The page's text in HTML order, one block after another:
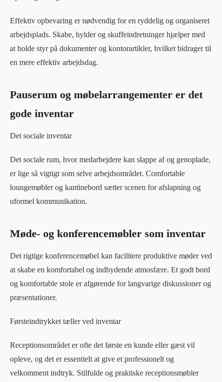
Effektiv opbevaring er nødvendig for en ryddelig og organiseret
arbejdsplads. Skabe, hylder og skuffeindretninger hjælper med
at holde styr på dokumenter og kontorartikler, hvilket bidrager til
en mere effektiv arbejdsdag.
Pauserum og møbelarrangementer er det
gode inventar
Det sociale inventar
Det sociale rum, hvor medarbejdere kan slappe af og genoplade,
er lige så vigtigt som selve arbejdsområdet. Comfortable
loungemøbler og kantinebord sætter scenen for afslapning og
uformel kommunikation.
Møde- og konferencemøbler som inventar
Det rigtige konferencemøbel kan facilitere produktive møder ved
at skabe en komfortabel og indbydende atmosfære. Et godt bord
og komfortable stole er afgørende for langvarige diskussioner og
præsentationer.
Førsteindtrykket tæller ved inventar
Receptionsområdet er ofte det første en kunde eller gæst vil
opleve, og det er essentielt at give et professionelt og
velkomment indtryk. Stilfulde og praktiske receptionsmøbler